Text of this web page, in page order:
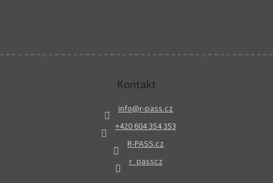
Kontakt
info@r-pass.cz
+420 604 354 353
R-PASS.cz
r_passcz